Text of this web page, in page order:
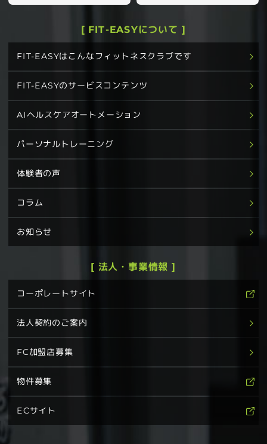
[ FIT-EASYについて ]
FIT-EASYはこんなフィットネスクラブです
FIT-EASYのサービスコンテンツ
AIヘルスケアオートメーション
パーソナルトレーニング
体験者の声
コラム
お知らせ
[ 法人・事業情報 ]
コーポレートサイト
法人契約のご案内
FC加盟店募集
物件募集
ECサイト